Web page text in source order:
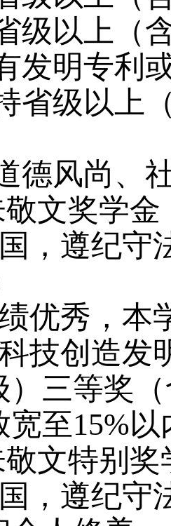
级以上（
发明专利
省级以上
德风尚、
敬文奖学
，遵纪守
优秀，本
技创造发
）三等奖
宽至15%以
敬文特别
，遵纪守